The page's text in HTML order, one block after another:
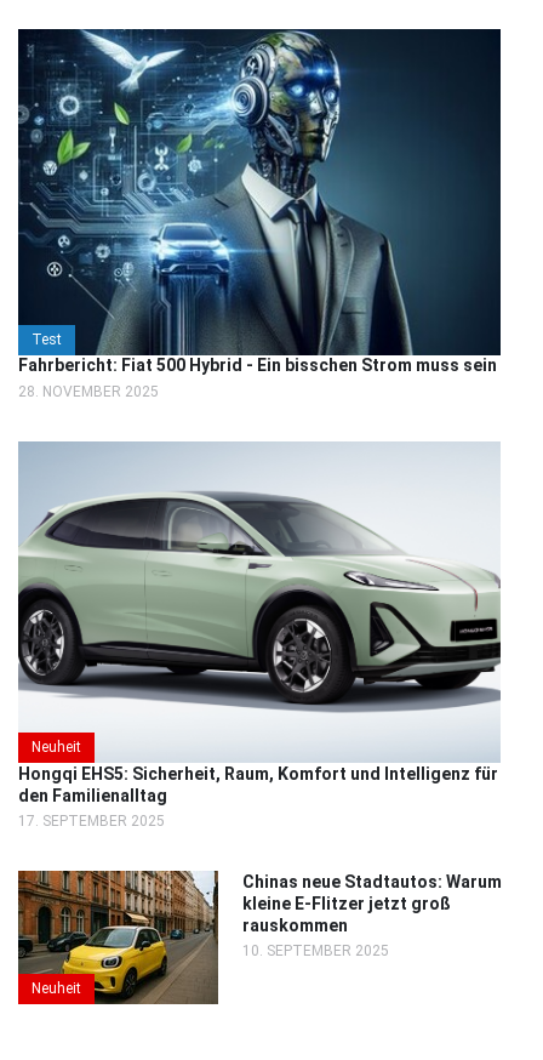
Test
Fahrbericht: Fiat 500 Hybrid - Ein bisschen Strom muss sein
28. NOVEMBER 2025
Neuheit
Hongqi EHS5: Sicherheit, Raum, Komfort und Intelligenz für
den Familienalltag
17. SEPTEMBER 2025
Neuheit
Chinas neue Stadtautos: Warum
kleine E-Flitzer jetzt groß
rauskommen
10. SEPTEMBER 2025